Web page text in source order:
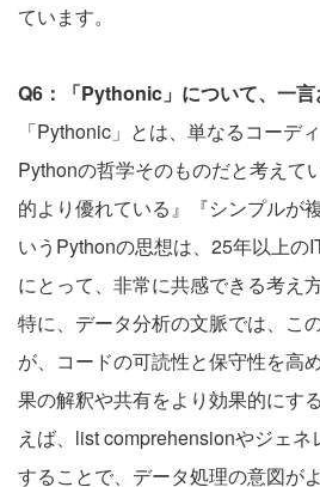
ています。
Q6：「Pythonic」について、一言
「Pythonic」とは、単なるコーデ
Pythonの哲学そのものだと考えて
的より優れている』『シンプルが
いうPythonの思想は、25年以上の
にとって、非常に共感できる考え方
特に、データ分析の文脈では、こ
が、コードの可読性と保守性を高
果の解釈や共有をより効果的にす
えば、list comprehensionやジェ
することで、データ処理の意図が